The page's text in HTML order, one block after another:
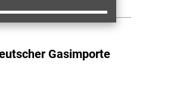
Gasimporte